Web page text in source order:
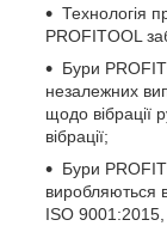
Технологія
PROFITOOL
Бури
незалежних
щодо вібрації
вібрації;
Бури
виробляються
ISO